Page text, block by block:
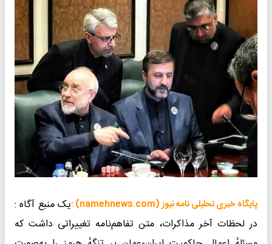
پایگاه خبری تحلیلی نامه نیوز (namehnews.com) :
یک منبع آگاه :
در لحظات آخر مذاکرات، متن تفاهم‌نامه تغییراتی داشت که